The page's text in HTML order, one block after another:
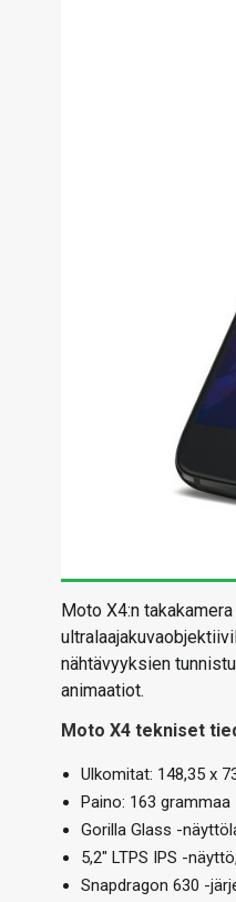
Moto X4:n
nähtävyyksien
animaatiot.
Moto X4 tekniset
Ulkomitat: 148,35 x
Paino: 163 grammaa
Gorilla Glass -
5,2″ LTPS IPS -
Snapdragon 630 -